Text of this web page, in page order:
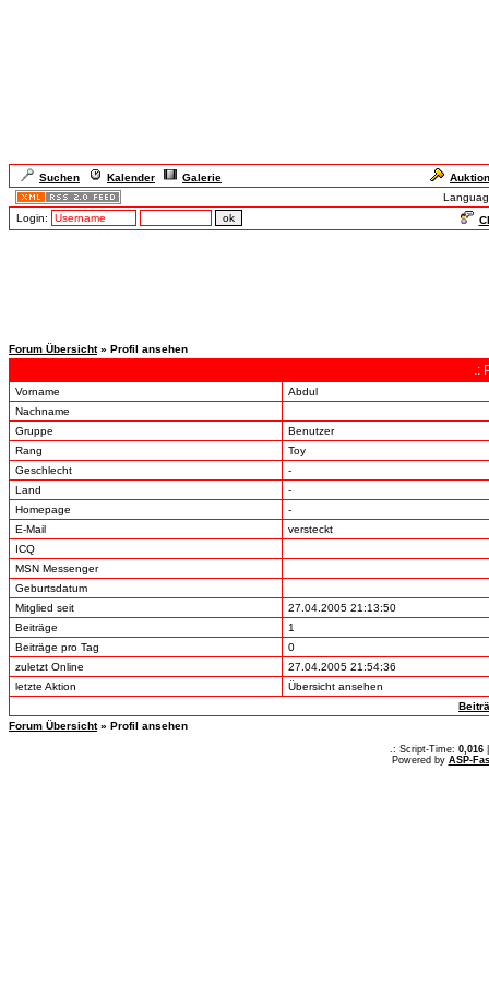
Suchen Kalender Galerie
Login:
Forum Übersicht» Profil ansehen
.:
Vorname
Abdul
Nachname
Gruppe
Benutzer
Rang
Toy
Geschlecht
-
Land
-
Homepage
-
E-Mail
versteckt
ICQ
MSN Messenger
Geburtsdatum
Mitglied seit
27.04.2005 21:13:50
Beiträge
1
Beiträge pro Tag
0
zuletzt Online
27.04.2005 21:54:36
letzte Aktion
Übersicht ansehen
Forum Übersicht» Profil ansehen
.: Script-Time: 0,016
Powered by ASP-